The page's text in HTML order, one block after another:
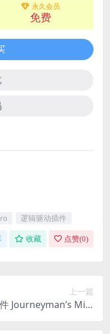
永久会员
免费
逻辑驱动插件
收藏 点赞(0)
上一篇
Journeyman’s Mini